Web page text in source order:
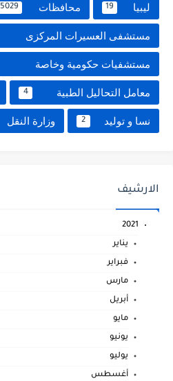
ليبيا 19 محافظات 5029
مستشفى العسيرات المركزى
مستشفيات حكومية وخاصة
معامل التحاليل الطبية 4
نسا و توليد 2 وزارة النقل
الارشيف
2021
يناير
فبراير
مارس
أبريل
مايو
يونيو
يوليو
أغسطس